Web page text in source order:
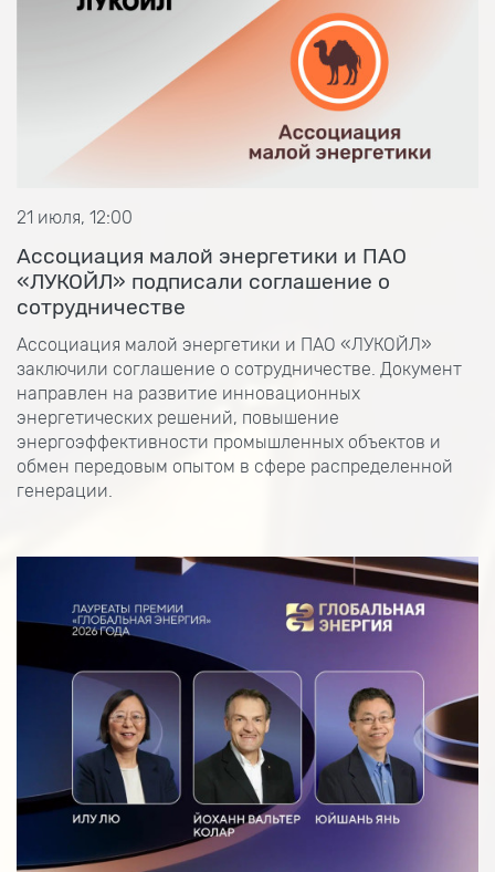
21 июля, 12:00
Ассоциация малой энергетики и ПАО
«ЛУКОЙЛ» подписали соглашение о
сотрудничестве
Ассоциация малой энергетики и ПАО «ЛУКОЙЛ»
заключили соглашение о сотрудничестве. Документ
направлен на развитие инновационных
энергетических решений, повышение
энергоэффективности промышленных объектов и
обмен передовым опытом в сфере распределенной
генерации.